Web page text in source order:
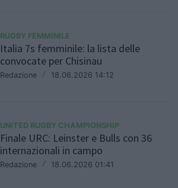
RUGBY FEMMINILE
Italia 7s femminile: la lista delle
convocate per Chisinau
Redazione / 18.06.2026 14:12
UNITED RUGBY CHAMPIONSHIP
Finale URC: Leinster e Bulls con 36
internazionali in campo
Redazione / 18.06.2026 01:41